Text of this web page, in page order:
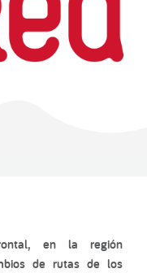
en la región
de rutas de los